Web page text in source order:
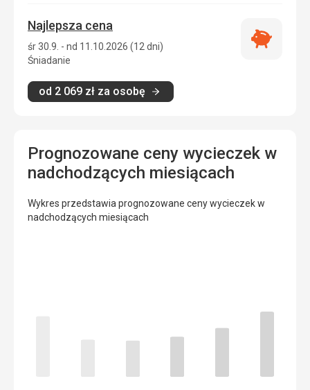
Najlepsza cena
śr 30.9. - nd 11.10.2026 (12 dni)
Śniadanie
od 2 069 zł za osobę
Najlepsza
Prognozowane ceny wycieczek w
nadchodzących miesiącach
Wykres przedstawia prognozowane ceny wycieczek w
nadchodzących miesiącach